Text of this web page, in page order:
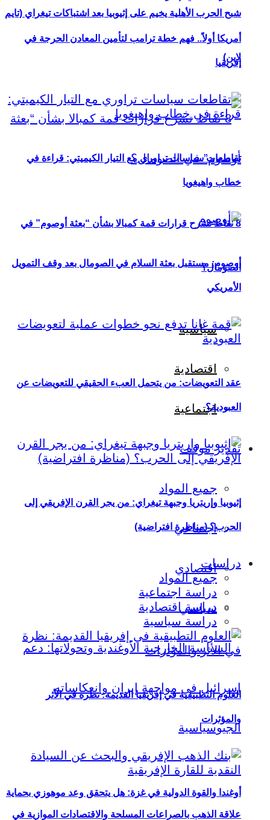
شبح الحرب الأهلية يخيم على إثيوبيا بعد اشتباكات تيغراي (تايم
لاين)
8 نقاط تشرح قرارات قمة كمبالا بشأن “بعثة أوصوم” في
الصومال؟
سياسية
اقتصادية
اجتماعية
تقدير موقف
جميع المواد
اجتماعي
اقتصادي
سياسي
أوغندا والقوة الدولية في غزة: هل يتحقق وعد موهوزي بحماية
أمريكا أولاً.. فهم خطة ترامب لتأمين المعادن الحرجة في
إفريقيا
تقاطعات سياسات تراوري مع التيار الكيميتي: قراءة في
خطاب واهيغويا
أوصوم: مستقبل بعثة السلام في الصومال بعد وقف التمويل
الأمريكي
عقد التعويضات: من يتحمل العبء الحقيقي للتعويضات عن
العبودية؟
إثيوبيا وإريتريا وجبهة تيغراي: من يجر القرن الإفريقي إلى
الحرب؟ (مناظرة افتراضية)
دراسات
جميع المواد
دراسة اجتماعية
دراسة اقتصادية
دراسة سياسية
العلوم التطبيقية في إفريقيا القديمة: نظرة في الأثر
والمؤثرات
علاقة الذهب بالصراعات المسلحة والاقتصادات الموازية في